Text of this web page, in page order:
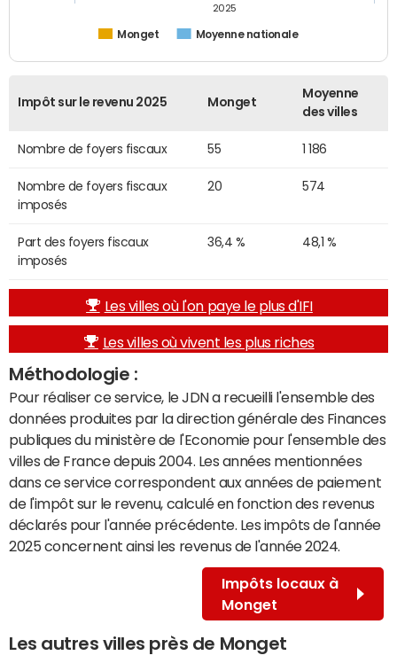
Monget Moyenne nationale
2025
Impôt sur le revenu 2025 Monget
Moyenne
des villes
Nombre de foyers fiscaux 55 1 186
Nombre de foyers fiscaux
imposés
20 574
Part des foyers fiscaux
imposés
36,4 % 48,1 %
Les villes où l'on paye le plus d'IFI
Les villes où vivent les plus riches
Méthodologie :
Pour réaliser ce service, le JDN a recueilli l'ensemble des
données produites par la direction générale des Finances
publiques du ministère de l'Economie pour l'ensemble des
villes de France depuis 2004. Les années mentionnées
dans ce service correspondent aux années de paiement
de l'impôt sur le revenu, calculé en fonction des revenus
déclarés pour l'année précédente. Les impôts de l'année
2025 concernent ainsi les revenus de l'année 2024.
Impôts locaux à
Monget
Les autres villes près de Monget